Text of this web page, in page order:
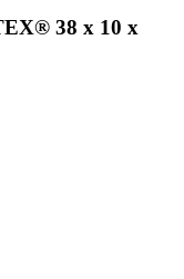
38 x 10 x